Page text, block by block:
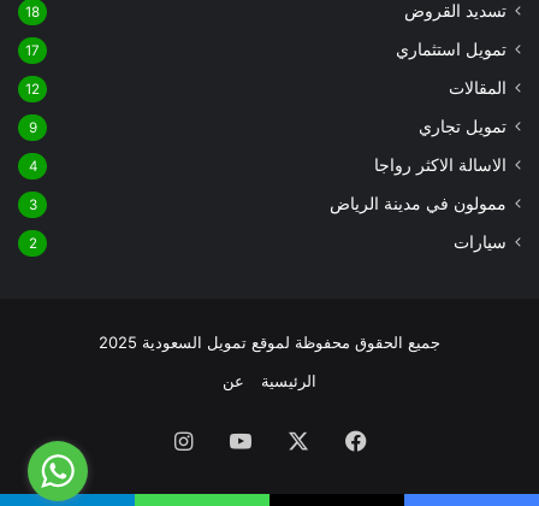
تسديد القروض 18
تمويل استثماري 17
المقالات 12
تمويل تجاري 9
الاسالة الاكثر رواجا 4
ممولون في مدينة الرياض 3
سيارات 2
جميع الحقوق محفوظة لموقع تمويل السعودية 2025
الرئيسية
عن
فيسبوك ‫YouTube